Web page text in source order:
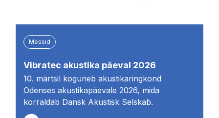
Messid
Vibratec akustika päeval 2026
10. märtsil koguneb akustikaringkond
Odenses akustikapäevale 2026, mida
korraldab Dansk Akustisk Selskab.